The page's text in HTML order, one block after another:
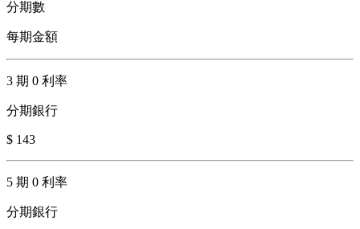
分期數
每期金額
3 期 0 利率
分期銀行
$ 143
5 期 0 利率
分期銀行